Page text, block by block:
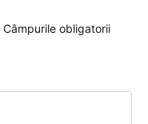
Câmpurile obligatorii